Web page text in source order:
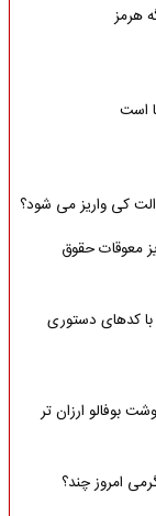
هرمز
است
کی واریز می شود؟
معوقات حقوق
با کدهای دستوری
بوفالو ارزان تر